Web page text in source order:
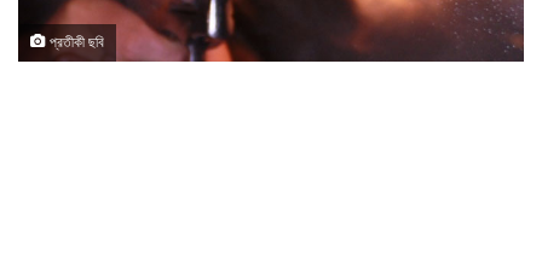
প্রতীকী ছবি